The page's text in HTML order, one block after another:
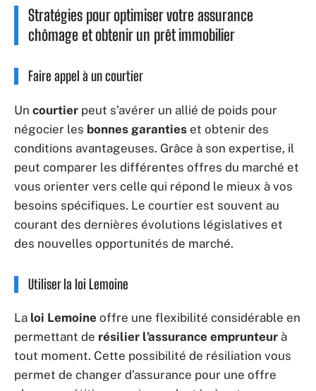
Stratégies pour optimiser votre assurance
chômage et obtenir un prêt immobilier
Faire appel à un courtier
Un courtier peut s’avérer un allié de poids pour
négocier les bonnes garanties et obtenir des
conditions avantageuses. Grâce à son expertise, il
peut comparer les différentes offres du marché et
vous orienter vers celle qui répond le mieux à vos
besoins spécifiques. Le courtier est souvent au
courant des dernières évolutions législatives et
des nouvelles opportunités de marché.
Utiliser la loi Lemoine
La loi Lemoine offre une flexibilité considérable en
permettant de résilier l’assurance emprunteur à
tout moment. Cette possibilité de résiliation vous
permet de changer d’assurance pour une offre